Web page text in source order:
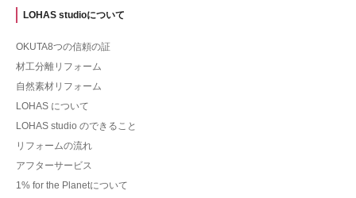
LOHAS studioについて
OKUTA8つの信頼の証
材工分離リフォーム
自然素材リフォーム
LOHAS について
LOHAS studio のできること
リフォームの流れ
アフターサービス
1% for the Planetについて